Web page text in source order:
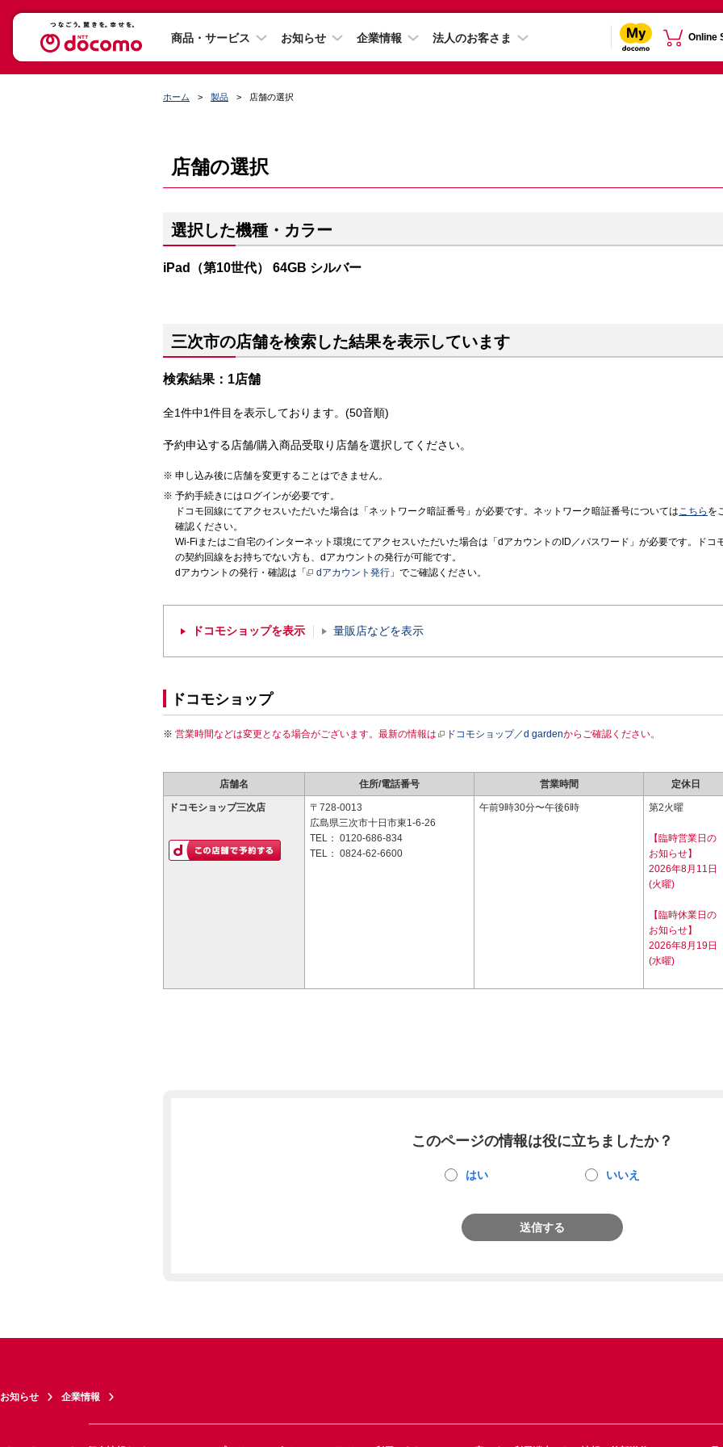
商品・サービス お知らせ 企業情報 法人のお客さま Online
ホーム 製品 店舗の選択
店舗の選択
選択した機種・カラー
iPad（第10世代） 64GB シルバー
三次市の店舗を検索した結果を表示しています
検索結果：1店舗
全1件中1件目を表示しております。(50音順)
予約申込する店舗/購入商品受取り店舗を選択してください。
申し込み後に店舗を変更することはできません。
予約手続きにはログインが必要です。
ドコモ回線にてアクセスいただいた場合は「ネットワーク暗証番号」が必要です。ネットワーク暗証番号についてはこちら を
確認ください。
Wi-Fiまたはご自宅のインターネット環境にてアクセスいただいた場合は「dアカウントのID／パスワード」が必要です。ドコ
の契約回線をお持ちでない方も、dアカウントの発行が可能です。
dアカウントの発行・確認は「
dアカウント発行 」でご確認ください。
ドコモショップを表示 量販店などを表示
ドコモショップ
営業時間などは変更となる場合がございます。最新の情報は ドコモショップ／d gardenからご確認ください。
店舗名 住所/電話番号 営業時間 定休日
ドコモショップ三次店
〒728-0013
広島県三次市十日市東1-6-26
TEL： 0120-686-834
TEL： 0824-62-6600
午前9時30分〜午後6時 第2火曜
【臨時営業日の
お知らせ】
2026年8月11日
(火曜)
【臨時休業日の
お知らせ】
2026年8月19日
(水曜)
このページの情報は役に立ちましたか？
はい いいえ
送信する
お知らせ 企業情報